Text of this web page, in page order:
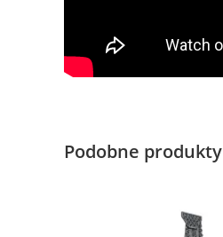
Podobne produkty